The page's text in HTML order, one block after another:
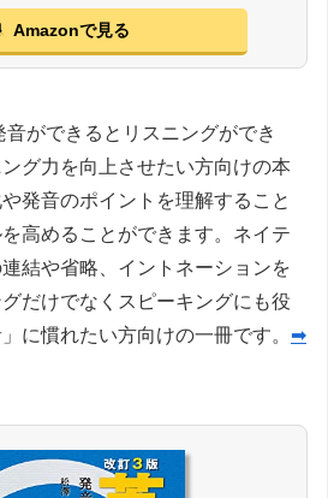
Amazonで見る
音ができるとリスニングができ
グ力を向上させたい方向けの本
発音のポイントを理解すること
高めることができます。ネイテ
結や省略、イントネーションを
だけでなくスピーキングにも役
に慣れたい方向けの一冊です。 ➡